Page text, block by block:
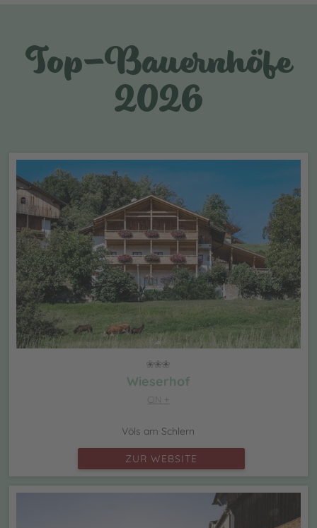
Top-Bauernhöfe
2026
Wieserhof
CIN +
Völs am Schlern
ZUR WEBSITE